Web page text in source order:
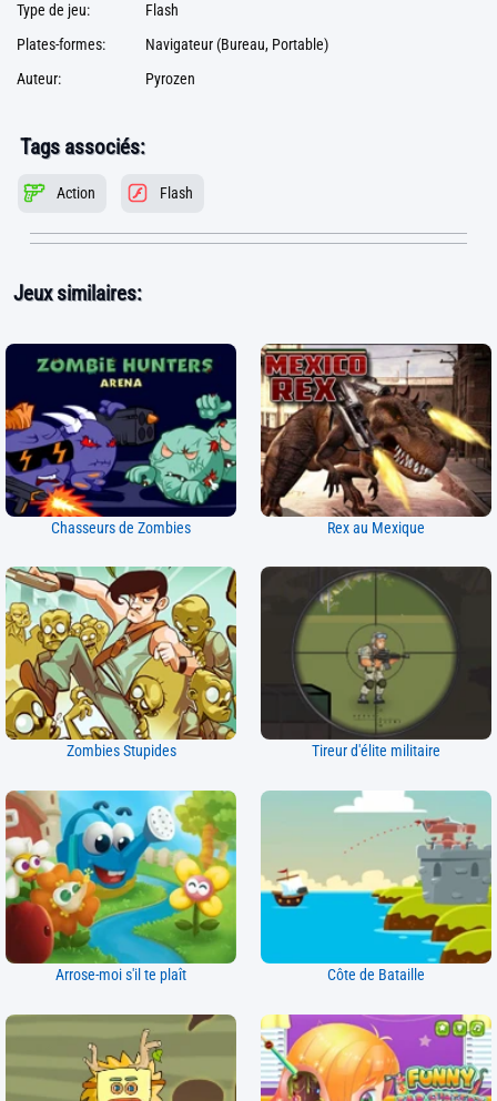
Type de jeu:
Flash
Plates-formes:
Navigateur (Bureau, Portable)
Auteur:
Pyrozen
Tags associés:
Action Flash
Jeux similaires:
Chasseurs de Zombies Rex au Mexique
Zombies Stupides Tireur d'élite militaire
Arrose-moi s'il te plaît Côte de Bataille